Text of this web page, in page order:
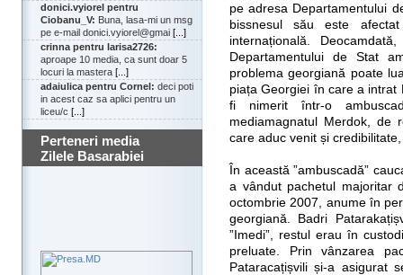
donici.vyiorel pentru
Ciobanu_V: Buna, lasa-mi un msg
pe e-mail donici.vyiorel@gmai [...]
crinna pentru larisa2726:
aproape 10 media, ca sunt doar 5
locuri la mastera [...]
adaiulica pentru Cornel: deci poti
in acest caz sa aplici pentru un
liceu/c [...]
Perteneri media
Zilele Basarabiei
pe adresa Departamentului
bissnesul său este
internațională.
Departamentului de Stat
problema georgiană poate
piața Georgiei în care a intrat
fi nimerit într-o
mediamagnatul Merdok, de
care aduc venit și
În această ”ambuscadă”
a vândut pachetul majoritar
octombrie 2007, anume în
georgiană. Badri
”Imedi”, restul erau în
preluate. Prin vânzarea
Pataracațișvili și-a asigurat